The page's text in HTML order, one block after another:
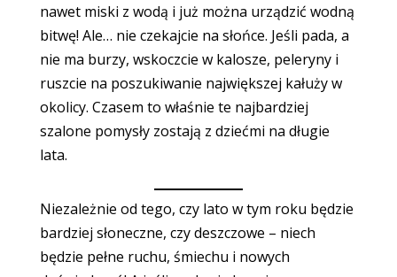
nawet miski z wodą i już można urządzić wodną
bitwę! Ale… nie czekajcie na słońce. Jeśli pada, a
nie ma burzy, wskoczcie w kalosze, peleryny i
ruszcie na poszukiwanie największej kałuży w
okolicy. Czasem to właśnie te najbardziej
szalone pomysły zostają z dziećmi na długie
lata.
Niezależnie od tego, czy lato w tym roku będzie
bardziej słoneczne, czy deszczowe – niech
będzie pełne ruchu, śmiechu i nowych